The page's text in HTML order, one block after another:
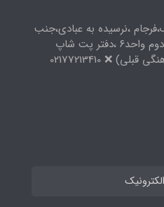
،نرسیده به عبادی،جنب
داروخانه پلاک۴۶۰ طبقه دوم واحد۶ ،دفتر پت شاپ
هایپرحیوانات❌( با هماهنگی قبلی) ❌ 02177213410